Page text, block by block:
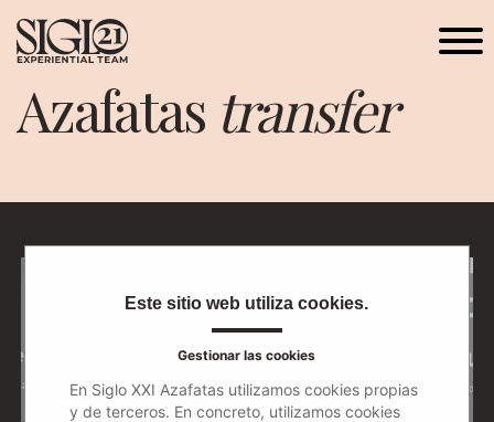
Azafatas transfer
Este sitio web utiliza cookies.
Gestionar las cookies
En Siglo XXI Azafatas utilizamos cookies propias
y de terceros. En concreto, utilizamos cookies